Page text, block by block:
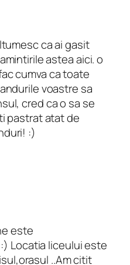
ca ai gasit
astea aici. o
cumva ca toate
voastre sa
cred ca o sa se
pastrat atat de
:)
este
Locatia liceului este
..Am citit